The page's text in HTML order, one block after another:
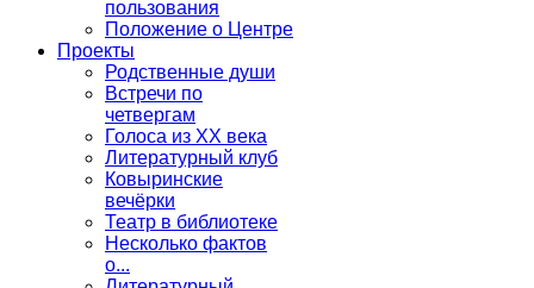
пользования
Положение о Центре
Проекты
Родственные души
Встречи по
четвергам
Голоса из ХХ века
Литературный клуб
Ковыринские
вечёрки
Театр в библиотеке
Несколько фактов
о...